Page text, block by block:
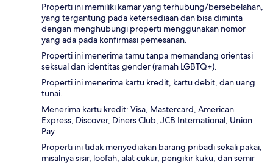
Properti ini memiliki kamar yang terhubung/bersebelahan,
yang tergantung pada ketersediaan dan bisa diminta
dengan menghubungi properti menggunakan nomor
yang ada pada konfirmasi pemesanan.
Properti ini menerima tamu tanpa memandang orientasi
seksual dan identitas gender (ramah LGBTQ+).
Properti ini menerima kartu kredit, kartu debit, dan uang
tunai.
Menerima kartu kredit: Visa, Mastercard, American
Express, Discover, Diners Club, JCB International, Union
Pay
Properti ini tidak menyediakan barang pribadi sekali pakai,
misalnya sisir, loofah, alat cukur, pengikir kuku, dan semir